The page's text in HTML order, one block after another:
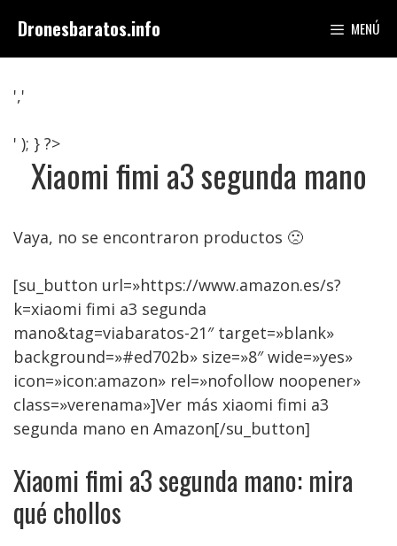
contenido
Dronesbaratos.info MENÚ
','
' ); } ?>
Xiaomi fimi a3 segunda mano
Vaya, no se encontraron productos 🙁
[su_button url=»https://www.amazon.es/s?
k=xiaomi fimi a3 segunda
mano&tag=viabaratos-21″ target=»blank»
background=»#ed702b» size=»8″ wide=»yes»
icon=»icon:amazon» rel=»nofollow noopener»
class=»verenama»]Ver más xiaomi fimi a3
segunda mano en Amazon[/su_button]
Xiaomi fimi a3 segunda mano: mira
qué chollos